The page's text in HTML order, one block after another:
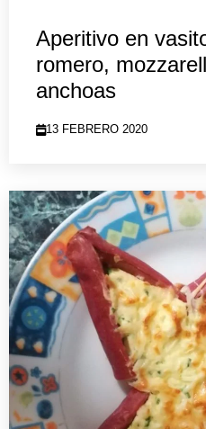
Aperitivo en
romero,
anchoas
13 FEBRERO 2020